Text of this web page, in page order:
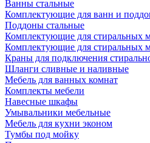
Ванны стальные
Комплектующие для ванн и
Поддоны стальные
Комплектующие для стиральных
Комплектующие для стиральных
Краны для подключения
Шланги сливные и наливные
Мебель для ванных комнат
Комплекты мебели
Навесные шкафы
Умывальники мебельные
Мебель для кухни эконом
Тумбы под мойку